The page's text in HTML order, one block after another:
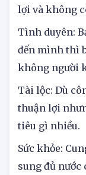
lợi và không
Tình duyên:
đến mình thì
không người
Tài lộc: Dù
thuận lợi
tiêu gì nhiều.
Sức khỏe:
sung đủ nước